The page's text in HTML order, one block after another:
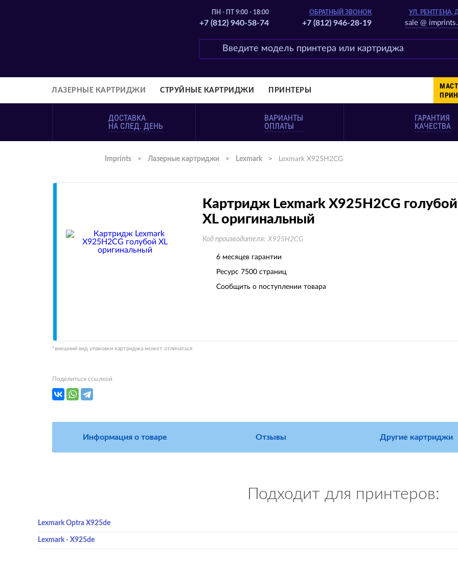
ПН - ПТ 9:00 - 18:00
+7 (812) 940-58-74
ОБРАТНЫЙ ЗВОНОК
+7 (812) 946-28-19
УЛ. РЕНТГЕНА,
sale @
ЛАЗЕРНЫЕ КАРТРИДЖИ СТРУЙНЫЕ КАРТРИДЖИ ПРИНТЕРЫ
ДОСТАВКА
НА СЛЕД. ДЕНЬ
ВАРИАНТЫ
ОПЛАТЫ
ГАРАНТИЯ
КАЧЕСТВА
Imprints > Лазерные картриджи > Lexmark > Lexmark X925H2CG
Картридж Lexmark X925H2CG голубой
XL оригинальный
Код производителя: X925H2CG
6 месяцев гарантии
Ресурс 7500 страниц
Сообщить о поступлении товара
*внешний вид упаковки картриджа может отличаться
Поделиться ссылкой
Информация о товаре Отзывы Другие картриджи
Подходит для принтеров:
Lexmark Optra X925de
Lexmark - X925de